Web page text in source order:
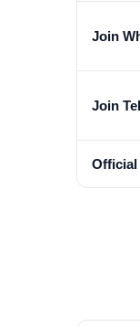
Join
Join
Official